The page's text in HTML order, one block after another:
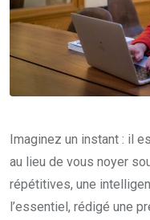
Imaginez un instant : il
au lieu de vous noyer
répétitives, une
l’essentiel, rédigé une